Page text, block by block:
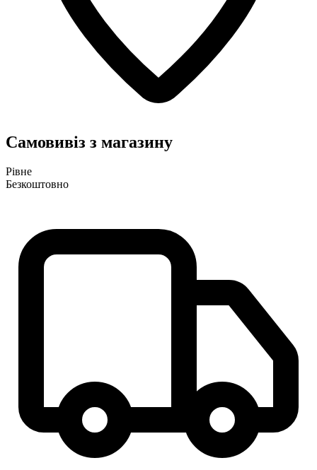
Самовивіз з магазину
Рівне
Безкоштовно